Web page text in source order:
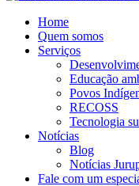
Home
Quem somos
Serviços
Educação
Povos
RECOSS
Tecnologia
Notícias
Blog
Notícias
Fale com um